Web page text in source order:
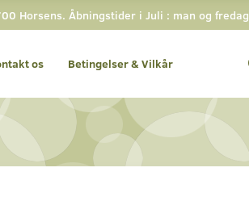
Horsens. Åbningstider i Juli : man og
os Betingelser & Vilkår